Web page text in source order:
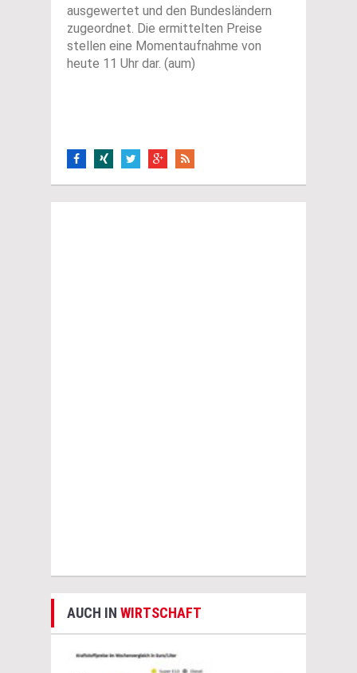
ausgewertet und den Bundesländern
zugeordnet. Die ermittelten Preise
stellen eine Momentaufnahme von
heute 11 Uhr dar. (aum)
AUCH IN WIRTSCHAFT